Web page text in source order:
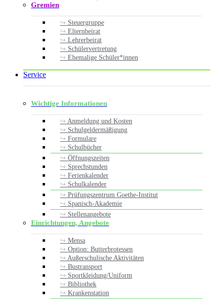
Gremien
Steuergruppe
Elternbeirat
Lehrerbeirat
Schülervertretung
Ehemalige Schüler*innen
Service
Wichtige Informationen
Anmeldung und Kosten
Schulgeldermäßigung
Formulare
Schulbücher
Öffnungszeiten
Sprechstunden
Ferienkalender
Schulkalender
Prüfungszentrum Goethe-Institut
Spanisch-Akademie
Stellenangebote
Einrichtungen, Angebote
Mensa
Option: Butterbrotessen
Außerschulische Aktivitäten
Bustransport
Sportkleidung/Uniform
Bibliothek
Krankenstation